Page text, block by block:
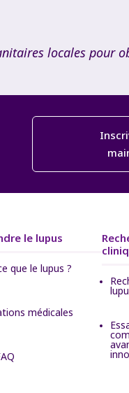
locales pour
le lupus
que le lupus ?
médicales